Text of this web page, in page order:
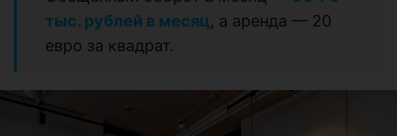
тыс. рублей в месяц, а аренда — 20
евро за квадрат.